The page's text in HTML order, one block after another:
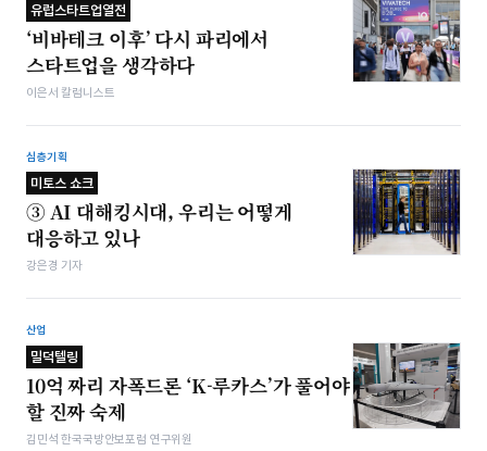
유럽스타트업열전
‘비바테크 이후’ 다시 파리에서
스타트업을 생각하다
이은서 칼럼니스트
심층기획
미토스 쇼크
③ AI 대해킹시대, 우리는 어떻게
대응하고 있나
강은경 기자
산업
밀덕텔링
10억 짜리 자폭드론 ‘K-루카스’가 풀어야
할 진짜 숙제
김민석 한국국방안보포럼 연구위원